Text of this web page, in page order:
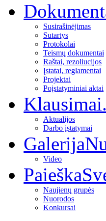
Susirašinėjimas
Sutartys
Protokolai
Teismų dokumentai
Raštai, rezoliucijos
Įstatai, reglamentai
Projektai
Poįstatyminiai aktai
Klausimai
Aktualijos
Darbo įstatymai
Galerija
Video
Paieška
Naujienų grupės
Nuorodos
Konkursai